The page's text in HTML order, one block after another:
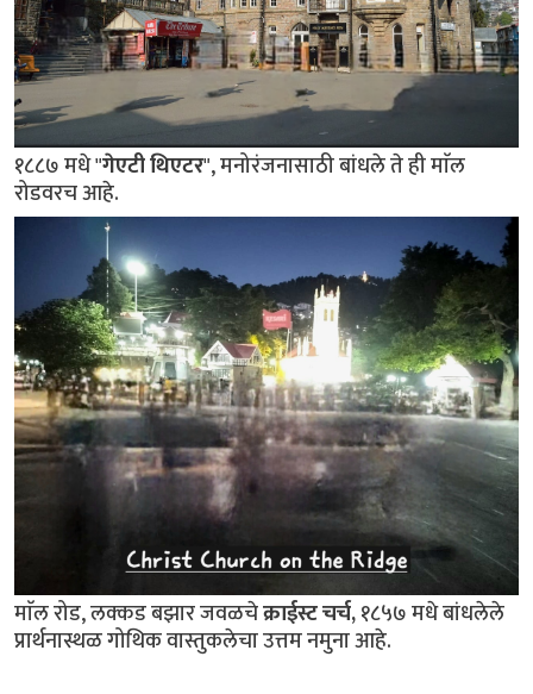
१८८७ मधे "गेएटी थिएटर", मनोरंजनासाठी बांधले ते ही माॅल
रोडवरच आहे.
माॅल रोड, लक्कड बझार जवळचेक्राईस्ट चर्च,१८५७ मधे बांधलेले
प्रार्थनास्थळ गोथिक वास्तुकलेचा उत्तम नमुना आहे.